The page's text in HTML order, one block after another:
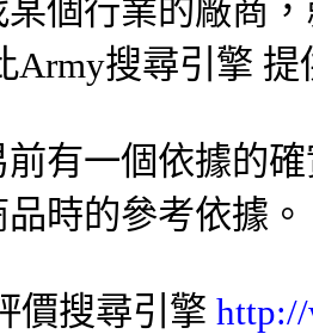
個行業的廠商
Army搜尋引擎 提
有一個依據的
時的參考依據。
價搜尋引擎